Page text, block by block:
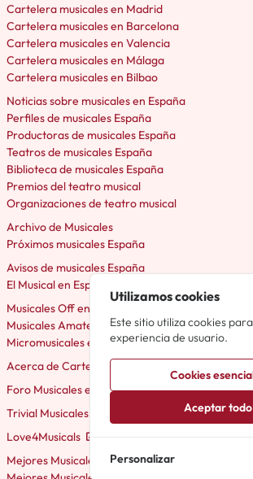
Cartelera musicales en Madrid
Cartelera musicales en Barcelona
Cartelera musicales en Valencia
Cartelera musicales en Málaga
Cartelera musicales en Bilbao
Noticias sobre musicales en España
Perfiles de musicales España
Productoras de musicales España
Teatros de musicales España
Biblioteca de musicales España
Premios del teatro musical
Organizaciones de teatro musical
Archivo de Musicales
Próximos musicales España
Avisos de musicales España
El Musical en España
Musicales Off en España
Musicales Amateur en España
Micromusicales en España
Acerca de Cartelera Musicales
Foro Musicales en España
Trivial Musicales en España
Love4Musicals
Mejores Musicales Musicales imprescindibles en
Utilizamos cookies
Este sitio utiliza cookies
experiencia de usuario.
Cookies
Aceptar todo
Personalizar